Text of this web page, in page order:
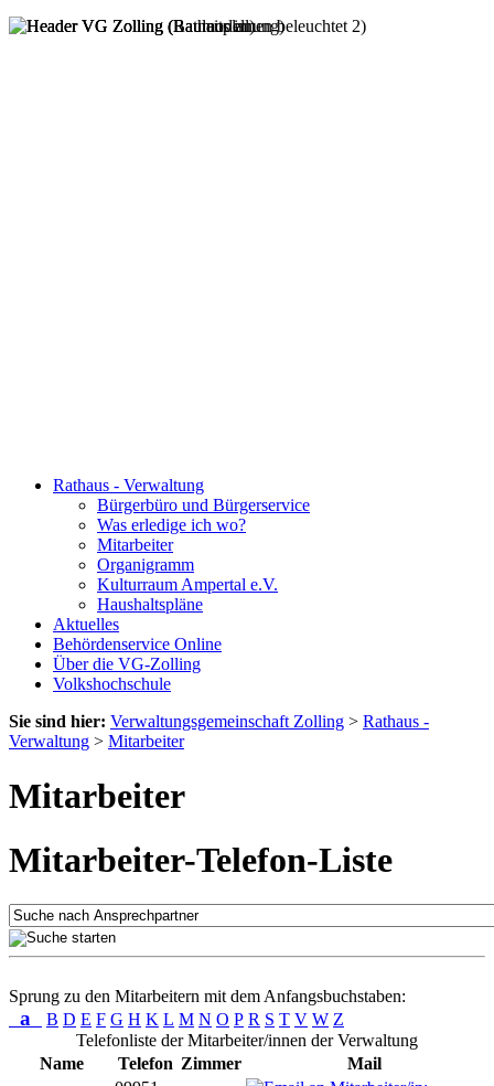
Rathaus - Verwaltung
Bürgerbüro und Bürgerservice
Was erledige ich wo?
Mitarbeiter
Organigramm
Kulturraum Ampertal e.V.
Haushaltspläne
Aktuelles
Behördenservice Online
Über die VG-Zolling
Volkshochschule
Sie sind hier: Verwaltungsgemeinschaft Zolling > Rathaus -
Verwaltung > Mitarbeiter
Mitarbeiter
Mitarbeiter-Telefon-Liste
Sprung zu den Mitarbeitern mit dem Anfangsbuchstaben:
a B D E F G H K L M N O P R S T V W Z
Telefonliste der Mitarbeiter/innen der Verwaltung
Name
Telefon Zimmer
Mail